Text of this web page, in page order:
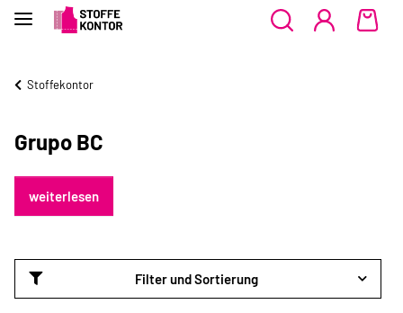
Stoffekontor
Grupo BC
weiterlesen
Filter und Sortierung